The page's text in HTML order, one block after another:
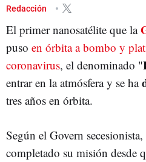
GASTO PÚBLICO PROCÉS
Redacción
El primer nanosatélite que la
puso en órbita a bombo y
coronavirus, el denominado "
entrar en la atmósfera y se ha
tres años en órbita.
Según el Govern
completado su misión desde